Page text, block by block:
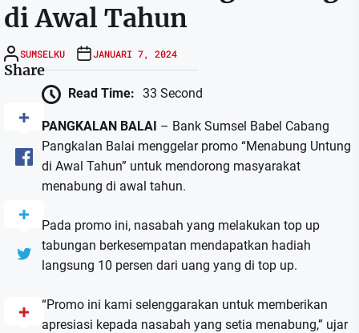
di Awal Tahun
SUMSELKU JANUARI 7, 2024
Share
Read Time: 33 Second
PANGKALAN BALAI – Bank Sumsel Babel Cabang
Pangkalan Balai menggelar promo “Menabung Untung
di Awal Tahun” untuk mendorong masyarakat
menabung di awal tahun.
Pada promo ini, nasabah yang melakukan top up
tabungan berkesempatan mendapatkan hadiah
langsung 10 persen dari uang yang di top up.
“Promo ini kami selenggarakan untuk memberikan
apresiasi kepada nasabah yang setia menabung,” ujar